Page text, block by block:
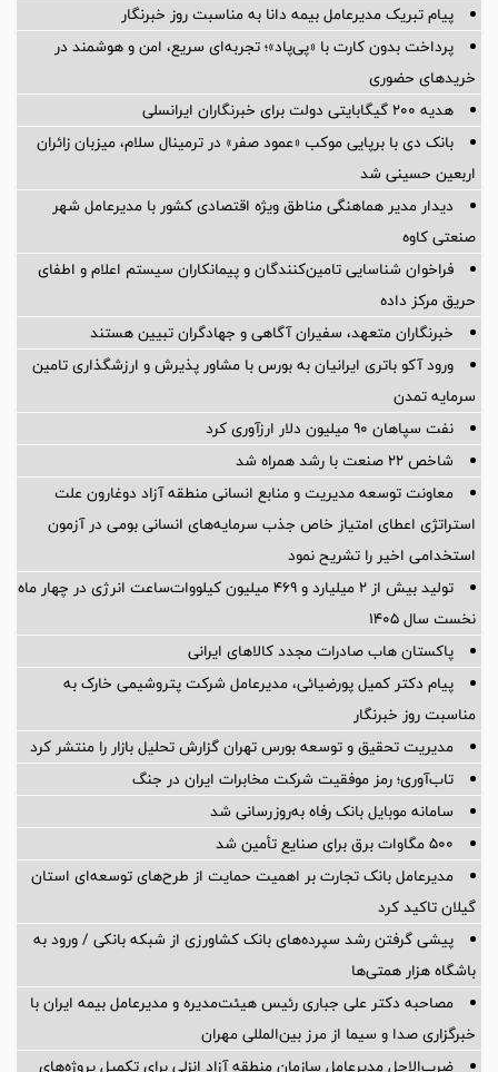
پیام ‌تبریک‌ مدیرعامل بیمه دانا به مناسبت روز خبرنگار
پرداخت بدون کارت با «پی‌پاد»؛ تجربه‌ای سریع، امن و هوشمند در
خریدهای حضوری
هدیه ۲۰۰ گیگابایتی دولت برای خبرنگاران ایرانسلی
بانک دی با برپایی موکب «عمود صفر» در ترمینال سلام، میزبان زائران
اربعین حسینی شد
دیدار مدیر هماهنگی مناطق ویژه اقتصادی کشور با مدیرعامل شهر
صنعتی کاوه
فراخوان شناسایی تامین‌کنندگان و پیمانکاران سیستم اعلام و اطفای
حریق مرکز داده
خبرنگاران متعهد، سفیران آگاهی و جهادگران تبیین هستند
ورود آکو باتری ایرانیان به بورس با مشاور پذیرش و ارزشگذاری تامین
سرمایه تمدن
نفت سپاهان ۹۰ میلیون دلار ارزآوری کرد
شاخص ۲۲ صنعت با رشد همراه شد
معاونت توسعه مدیریت و منابع انسانی منطقه آزاد دوغارون علت
استراتژی اعطای امتیاز خاص جذب سرمایه‌های انسانی بومی در آزمون
استخدامی اخیر را تشریح نمود
تولید بیش از ۲ میلیارد و ۴۶۹ میلیون کیلووات‌ساعت انرژی در چهار ماه
نخست سال ۱۴۰۵
پاکستان هاب صادرات مجدد کالاهای ایرانی
پیام دکتر کمیل پورضیائی، مدیرعامل شرکت پتروشیمی خارک به
مناسبت روز خبرنگار
مدیریت تحقیق و توسعه‌ بورس تهران گزارش تحلیل بازار را منتشر کرد
تاب‌آوری؛ رمز موفقیت شرکت مخابرات ایران در جنگ
سامانه موبایل بانک رفاه به‌روزرسانی شد
۵۰۰ مگاوات برق برای صنایع تأمین شد
مدیرعامل بانک تجارت بر اهمیت حمایت از طرح‌های توسعه‌ای استان
گیلان تاکید کرد
پیشی گرفتن رشد سپرده‌های بانک کشاورزی از شبکه بانکی / ورود به
باشگاه هزار همتی‌ها
مصاحبه دکتر علی جباری رئیس هیئت‌مدیره و مدیرعامل بیمه ایران با
خبرگزاری صدا و سیما از مرز بین‌المللی مهران
ضرب‌الاجل مدیرعامل سازمان منطقه آزاد انزلی برای تكمیل پروژه‌های